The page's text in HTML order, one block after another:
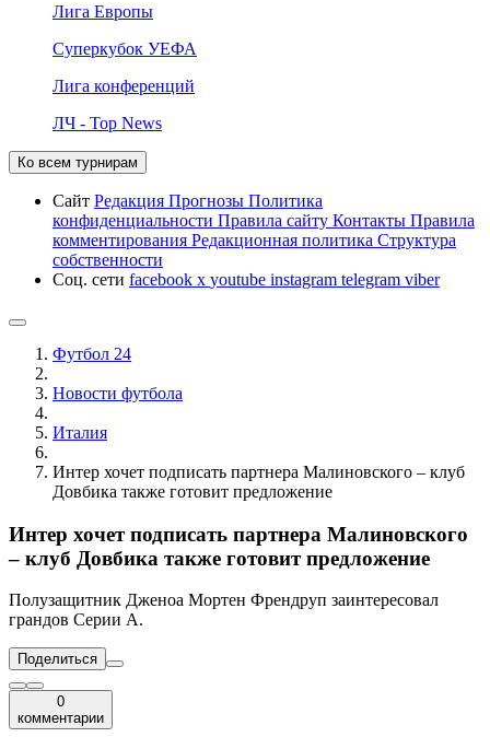
Лига Европы
Суперкубок УЕФА
Лига конференций
ЛЧ - Top News
Ко всем турнирам
Сайт Редакция Прогнозы Политика
конфиденциальности Правила сайту Контакты Правила
комментирования Редакционная политика Структура
собственности
Соц. сети facebook x youtube instagram telegram viber
Футбол 24
Новости футбола
Италия
Интер хочет подписать партнера Малиновского – клуб
Довбика также готовит предложение
Интер хочет подписать партнера Малиновского
– клуб Довбика также готовит предложение
Полузащитник Дженоа Мортен Френдруп заинтересовал
грандов Серии А.
Поделиться
0
комментарии